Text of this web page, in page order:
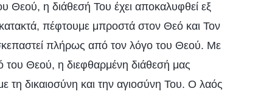
Θεού, η διάθεσή Του έχει αποκαλυφθεί εξ
πέφτουμε μπροστά στον Θεό και Τον
πλήρως από τον λόγο του Θεού. Με
του Θεού, η διεφθαρμένη διάθεσή μας
τη δικαιοσύνη και την αγιοσύνη Του. Ο λαός